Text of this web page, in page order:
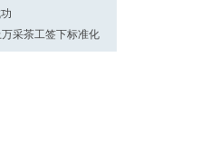
采茶工签下标准化